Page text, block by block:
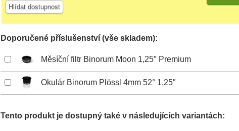
Hlídat dostupnost
Doporučené příslušenství (vše skladem):
Měsíční filtr Binorum Moon 1,25″ Premium
Okulár Binorum Plössl 4mm 52° 1,25″
Tento produkt je dostupný také v následujících variantách: